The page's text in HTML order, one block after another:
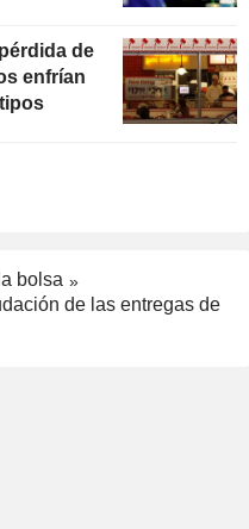
de
enfrían
bolsa
de las entregas de